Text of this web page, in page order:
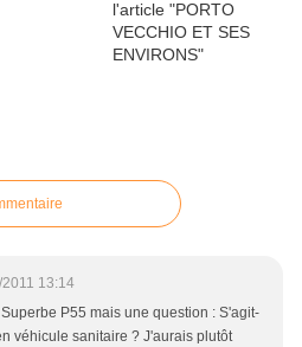
13:14
P55 mais une question : S'agit-
véhicule sanitaire ? J'aurais plutôt